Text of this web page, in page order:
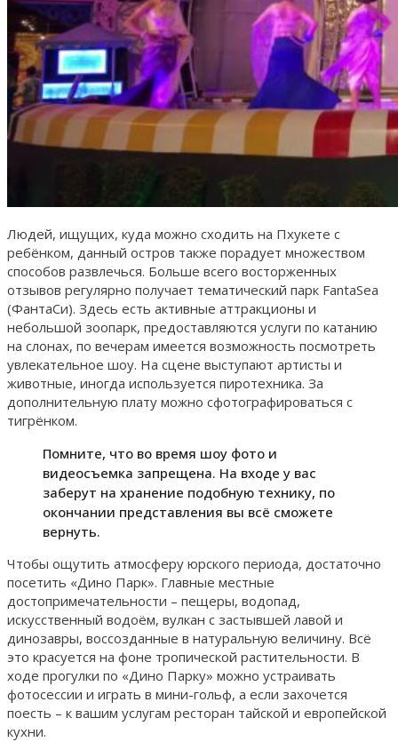
Людей, ищущих, куда можно сходить на Пхукете с
ребёнком, данный остров также порадует множеством
способов развлечься. Больше всего восторженных
отзывов регулярно получает тематический парк FantaSea
(ФантаСи). Здесь есть активные аттракционы и
небольшой зоопарк, предоставляются услуги по катанию
на слонах, по вечерам имеется возможность посмотреть
увлекательное шоу. На сцене выступают артисты и
животные, иногда используется пиротехника. За
дополнительную плату можно сфотографироваться с
тигрёнком.
Помните, что во время шоу фото и
видеосъемка запрещена. На входе у вас
заберут на хранение подобную технику, по
окончании представления вы всё сможете
вернуть.
Чтобы ощутить атмосферу юрского периода, достаточно
посетить «Дино Парк». Главные местные
достопримечательности – пещеры, водопад,
искусственный водоём, вулкан с застывшей лавой и
динозавры, воссозданные в натуральную величину. Всё
это красуется на фоне тропической растительности. В
ходе прогулки по «Дино Парку» можно устраивать
фотосессии и играть в мини-гольф, а если захочется
поесть – к вашим услугам ресторан тайской и европейской
кухни.